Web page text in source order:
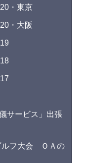
・東京
・大阪
サービス」出張
ルフ大会 ＯＡの